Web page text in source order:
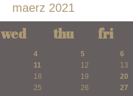
maerz 2021
wed thu fri
4 5
6
11 12
13
18 19
20
25 26
27